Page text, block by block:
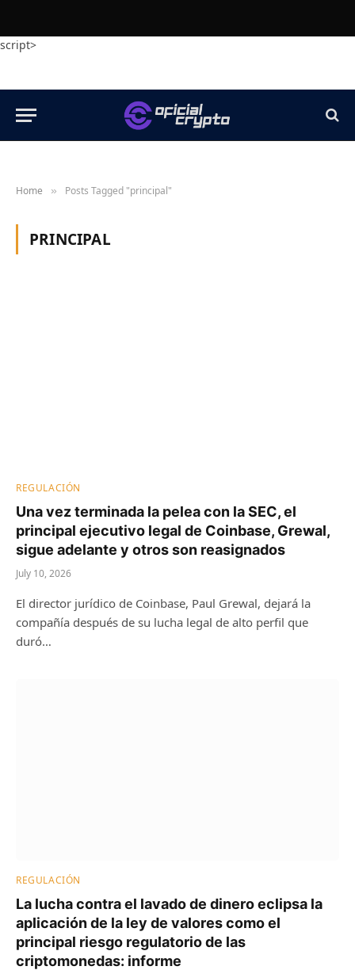
script>
Home » Posts Tagged "principal"
PRINCIPAL
REGULACIÓN
Una vez terminada la pelea con la SEC, el
principal ejecutivo legal de Coinbase, Grewal,
sigue adelante y otros son reasignados
July 10, 2026
El director jurídico de Coinbase, Paul Grewal, dejará la
compañía después de su lucha legal de alto perfil que
duró…
REGULACIÓN
La lucha contra el lavado de dinero eclipsa la
aplicación de la ley de valores como el
principal riesgo regulatorio de las
criptomonedas: informe